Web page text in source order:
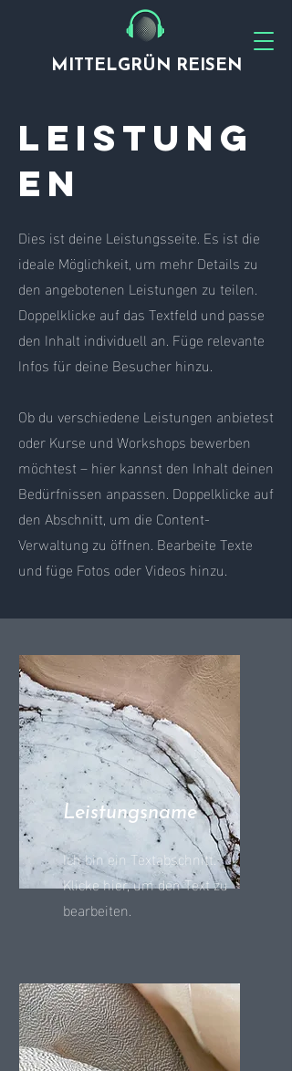
MITTELGRÜN REISEN
Leistung
en
Dies ist deine Leistungsseite. Es ist die
ideale Möglichkeit, um mehr Details zu
den angebotenen Leistungen zu teilen.
Doppelklicke auf das Textfeld und passe
den Inhalt individuell an. Füge relevante
Infos für deine Besucher hinzu.
Ob du verschiedene Leistungen anbietest
oder Kurse und Workshops bewerben
möchtest ​–​ hier kannst den Inhalt deinen
Bedürfnissen anpassen. Doppelklicke auf
den Abschnitt, um die Content-
Verwaltung zu öffnen. Bearbeite Texte
und füge Fotos oder Videos hinzu.
Leistungsname
Ich bin ein Textabschnitt.
Klicke hier, um den Text zu
bearbeiten.